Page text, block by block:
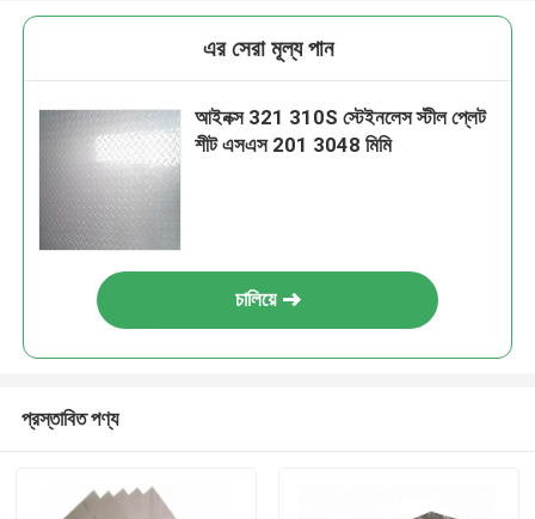
এর সেরা মূল্য পান
আইনক্স 321 310S স্টেইনলেস স্টীল প্লেট
শীট এসএস 201 3048 মিমি
চালিয়ে
প্রস্তাবিত পণ্য